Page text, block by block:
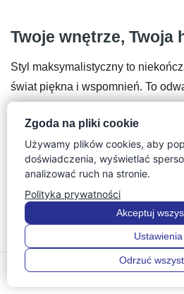
Twoje wnętrze, Twoja
Styl maksymalistyczny to
świat piękna i wspomnień. To
minimalistyczne trendy. Twój dom
wielowymiarowy i interesujący jak
poduszka, obraz czy mebel to
Pamiętaj, że w tym nurcie
z tworzenia. Nie bój się
teksturami. Z czasem nauczysz
co pasuje do Twojej przestrzeni.
0
Zgoda na pliki cookie
Używamy plików cookies, aby
doświadczenia, wyświetlać
analizować ruch na stronie.
Polityka prywatności
Ustawienia
Odrzuć
Akceptuj